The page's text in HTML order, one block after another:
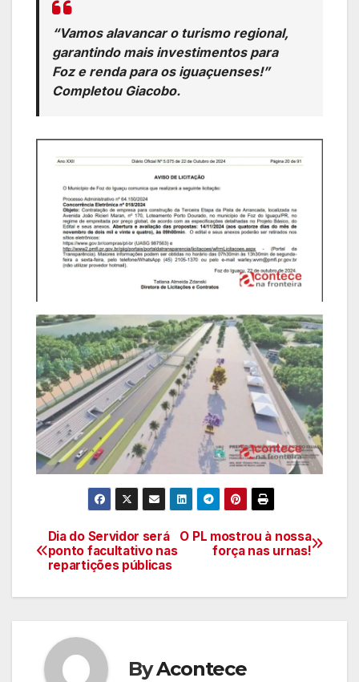
“Vamos alavancar o turismo regional,
garantindo mais investimentos para
Foz e renda para os iguaçuenses!”
Completou Giacobo.
Navegação
de
O PL mostrou à nossa
força nas urnas!
Dia do Servidor será
ponto facultativo nas
repartições públicas
ByAcontece